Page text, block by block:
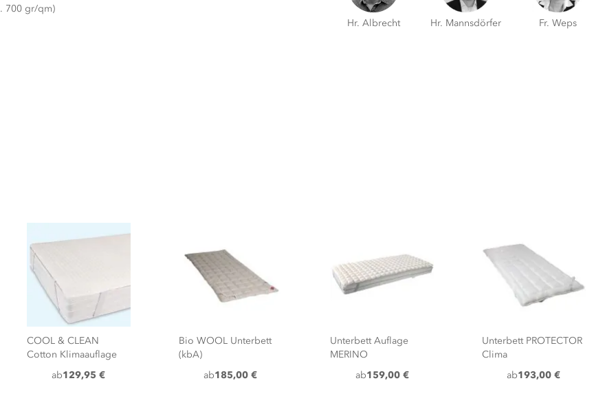
Hr. Albrecht Hr. Mannsdörfer Fr. Weps
700 gr/qm)
COOL & CLEAN
Cotton Klimaauflage
ab129,95 €
Bio WOOL Unterbett
(kbA)
ab185,00 €
Unterbett Auflage
MERINO
ab159,00 €
Unterbett PROTECTOR
Clima
ab193,00 €